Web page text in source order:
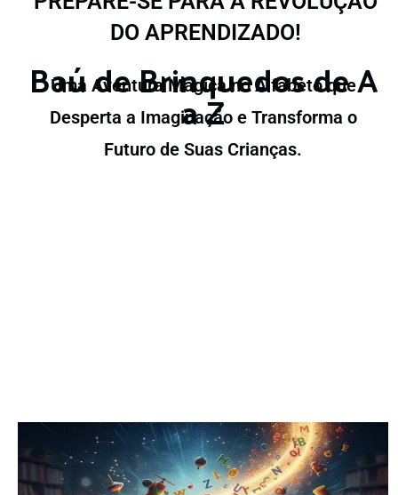
Baú de Brinquedos de A
a Z
DO APRENDIZADO!
Uma Aventura Mágica no Alfabeto que
Desperta a Imaginação e Transforma o
Futuro de Suas Crianças.